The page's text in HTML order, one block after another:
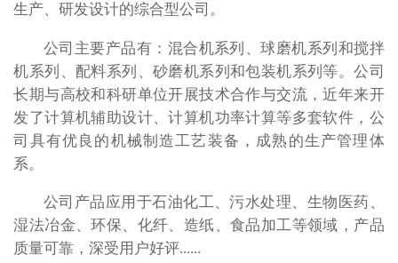
生产、研发设计的综合型公司。
公司主要产品有：混合机系列、球磨机系列和搅拌
机系列、配料系列、砂磨机系列和包装机系列等。公司
长期与高校和科研单位开展技术合作与交流，近年来开
发了计算机辅助设计、计算机功率计算等多套软件，公
司具有优良的机械制造工艺装备，成熟的生产管理体
系。
公司产品应用于石油化工、污水处理、生物医药、
湿法冶金、环保、化纤、造纸、食品加工等领域，产品
质量可靠，深受用户好评......